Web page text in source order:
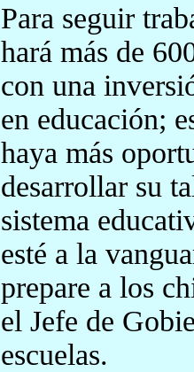
Para seguir
hará más de
con una
en educación;
haya más
desarrollar su
sistema
esté a la
prepare a los
el Jefe de
escuelas.